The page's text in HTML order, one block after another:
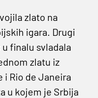
zlato na
igara. Drugi
finalu svladala
zlatu iz
i Rio de Janeira
u kojem je Srbija